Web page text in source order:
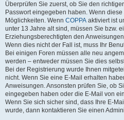
Überprüfen Sie zuerst, ob Sie den
Passwort eingegeben haben. Wenn
Möglichkeiten. Wenn COPPA aktiviert ist
unter 13 Jahre alt sind, müssen Sie bzw.
Erziehungsberechtigten den
Wenn dies nicht der Fall ist, muss Ihr
Bei einigen Foren müssen alle neu
werden – entweder müssen Sie dies
Bei der Registrierung wurde Ihnen
nicht. Wenn Sie eine E-Mail erhalten
Anweisungen. Ansonsten prüfen Sie, ob
eingegeben haben oder die E-Mail von
Wenn Sie sich sicher sind, dass Ihre E-
wurde, dann kontaktieren Sie einen